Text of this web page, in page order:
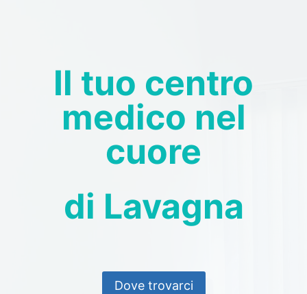
Il tuo centro
medico nel
cuore
di Lavagna
Dove trovarci